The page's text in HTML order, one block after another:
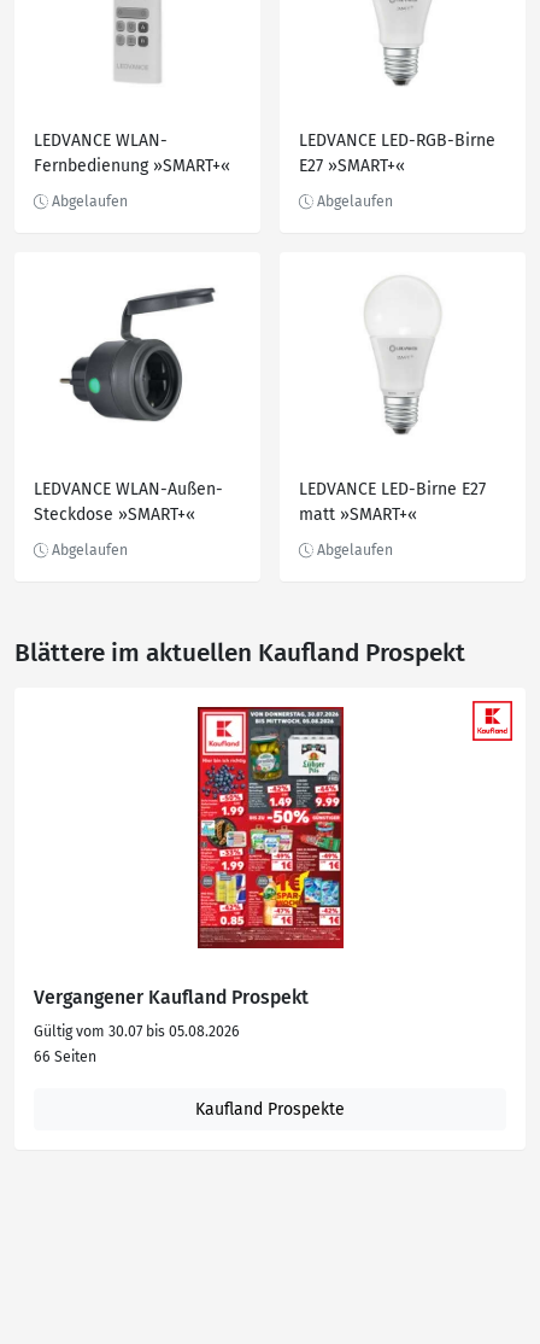
LEDVANCE WLAN-
Fernbedienung »SMART+«
LEDVANCE LED-RGB-Birne
E27 »SMART+«
LEDVANCE WLAN-Außen-
Steckdose »SMART+«
LEDVANCE LED-Birne E27
matt »SMART+«
Blättere im aktuellen Kaufland Prospekt
Vergangener Kaufland Prospekt
Gültig vom 30.07 bis 05.08.2026
66 Seiten
Kaufland Prospekte